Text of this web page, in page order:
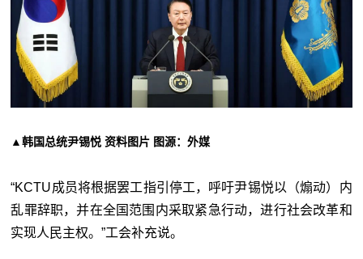
▲韩国总统尹锡悦 资料图片 图源：外媒
“KCTU成员将根据罢工指引停工，呼吁尹锡悦以（煽动）内
乱罪辞职，并在全国范围内采取紧急行动，进行社会改革和
实现人民主权。”工会补充说。